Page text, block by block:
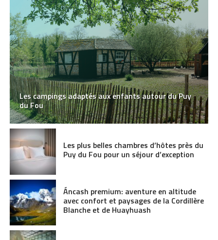
Les campings adaptés aux enfants autour du Puy
du Fou
Les plus belles chambres d’hôtes près du
Puy du Fou pour un séjour d’exception
Áncash premium: aventure en altitude
avec confort et paysages de la Cordillère
Blanche et de Huayhuash